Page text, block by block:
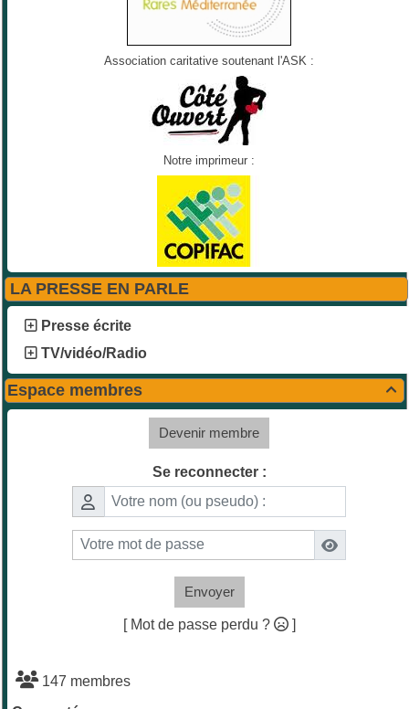
Association caritative soutenant l'ASK :
Notre imprimeur :
LA PRESSE EN PARLE
Presse écrite
TV/vidéo/Radio

Espace membres
Devenir membre
Se reconnecter :
Envoyer
[ Mot de passe perdu ? ]
147 membres